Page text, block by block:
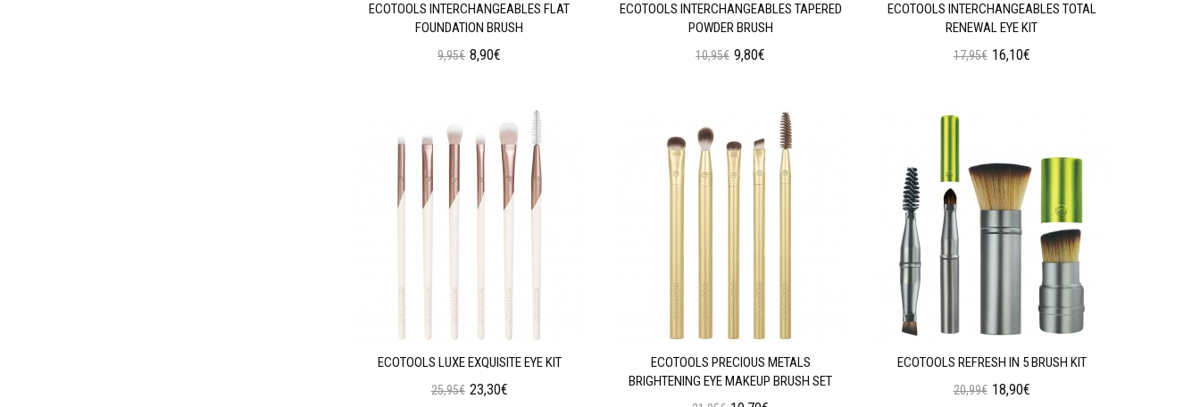
ECOTOOLS INTERCHANGEABLES FLAT
FOUNDATION BRUSH
9,95€ 8,90€
ECOTOOLS INTERCHANGEABLES TAPERED
POWDER BRUSH
10,95€ 9,80€
ECOTOOLS INTERCHANGEABLES TOTAL
RENEWAL EYE KIT
17,95€ 16,10€
ECOTOOLS LUXE EXQUISITE EYE KIT
25,95€ 23,30€
ECOTOOLS PRECIOUS METALS
BRIGHTENING EYE MAKEUP BRUSH SET
ECOTOOLS REFRESH IN 5 BRUSH KIT
20,99€ 18,90€